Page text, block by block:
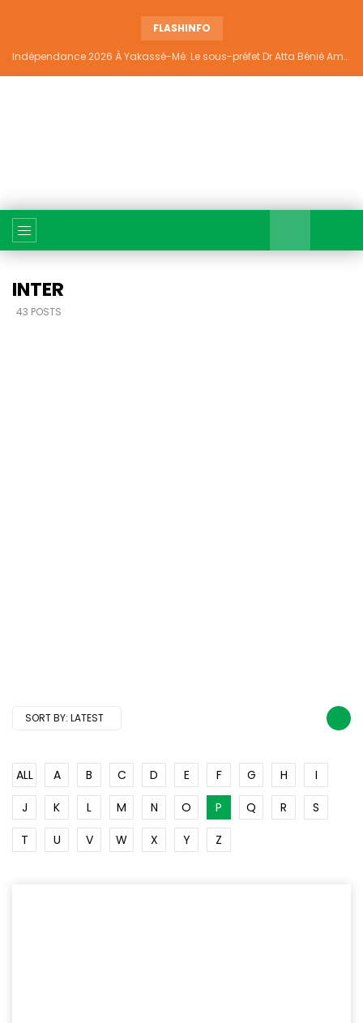
FLASHINFO
Indépendance 2026 À Yakassé-Mé: Le sous-préfet Dr Atta Bénié Amédé appelle à l’unité, à la sécurité et au développement
INTER
43 POSTS
SORT BY: LATEST
ALL A B C D E F G H
I
J
K L M N O P Q R
S
T
U V W X Y Z